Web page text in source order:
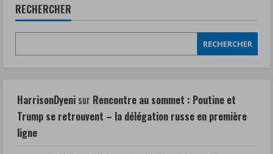
RECHERCHER
RECHERCHER
HarrisonDyeni sur Rencontre au sommet : Poutine et
Trump se retrouvent – la délégation russe en première
ligne